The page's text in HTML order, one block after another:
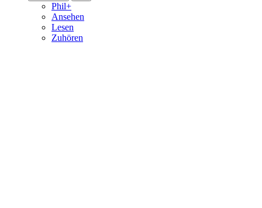
Phil+
Ansehen
Lesen
Zuhören